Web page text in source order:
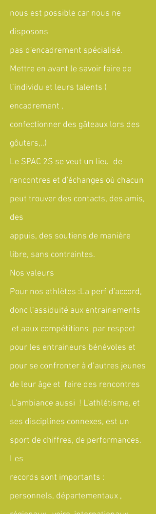
nous est possible car nous ne
disposons
pas d'encadrement spécialisé.
Mettre en avant le savoir faire de
l’individu et leurs talents (
encadrement ,
confectionner des gâteaux lors des
gôuters,..)
Le SPAC 2S se veut un lieu de
rencontres et d'échanges où chacun
peut trouver des contacts, des amis,
des
appuis, des soutiens de manière
libre, sans contraintes.
Nos valeurs
Pour nos athlètes :La perf d'accord,
donc l’assiduité aux entrainements
et aaux compétitions par respect
pour les entraineurs bénévoles et
pour se confronter à d’autres jeunes
de leur âge et faire des rencontres
.L'ambiance aussi ! L'athlétisme, et
ses disciplines connexes, est un
sport de chiffres, de performances.
Les
records sont importants :
personnels, départementaux ,